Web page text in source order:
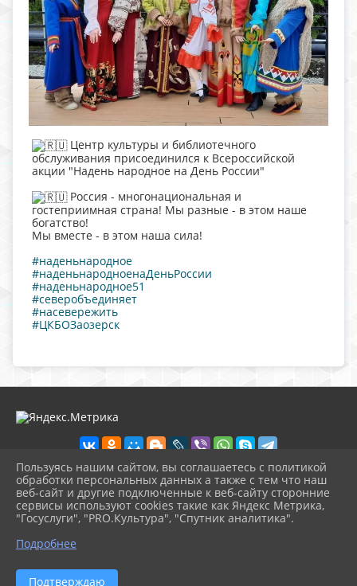
Центр культуры и библиотечного
обслуживания присоединился к Всероссийской
акции "Надень народное на День России"
Россия - многонациональная и
гостеприимная страна! Мы разные - в этом наше
богатство!
Мы вместе - в этом наша сила!
#наденьнародное
#наденьнародноенаДеньРоссии
#наденьнародное51
#северобъединяет
#насевережить
#ЦКБОЗаозерск
2026 г. ckbozaozersk.ru
Вход
Карта сайта
Политика обработки персональных данных
Сделано на KubCMS
Разработка и поддержка
Пользуясь нашим сайтом, вы соглашаетесь с политикой
обработки персональных данных а также с тем что наш
веб-сайт и другие подключенные к веб-сайту сторонние
сервисы используют cookies такие как Яндекс Метрика,
"Госуслуги", "PRO.Культура", "Спутник аналитика".
Подробнее
Подтверждаю